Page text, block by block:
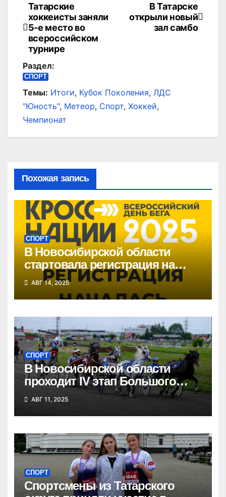
Навигация
по
записям
В Татарске
открыли новый
зал самбо
Татарские
хоккеисты заняли
5-е место во
всероссийском
турнире
Раздел:
СПОРТ
Темы: Итоги, Кубок Поколения, ЛДС
"Юность", Метеор, Спорт, Хоккей,
Чемпионат
Похожая запись
СПОРТ
В Новосибирской области
стартовала регистрация на
«Кросс нации»
АВГ 14, 2025
СПОРТ
В Новосибирской области
проходит IV этап Большого
Сибирского круга
АВГ 11, 2025
СПОРТ
Спортсмены из Татарского